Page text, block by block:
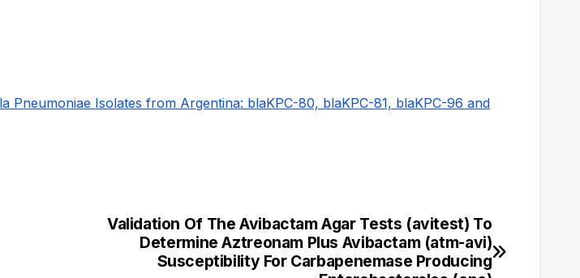
Pneumoniae Isolates from Argentina: blaKPC-80, blaKPC-81, blaKPC-96 and
Validation Of The Avibactam Agar Tests (avitest) To
Determine Aztreonam Plus Avibactam (atm-avi)
Susceptibility For Carbapenemase Producing